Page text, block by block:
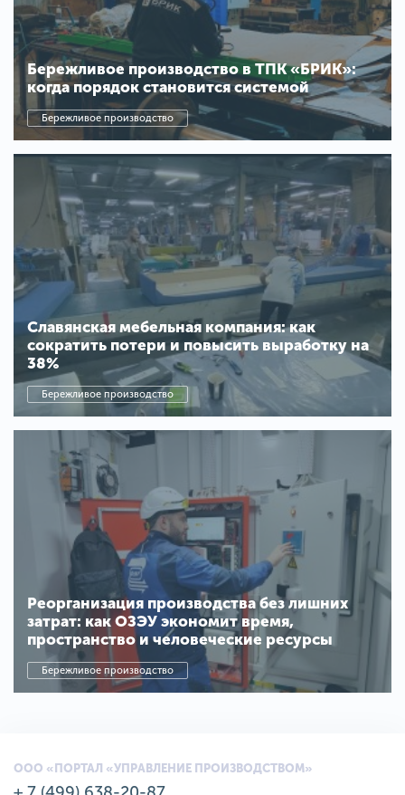
Бережливое производство в ТПК «БРИК»:
когда порядок становится системой
Бережливое производство
Славянская мебельная компания: как
сократить потери и повысить выработку на
38%
Бережливое производство
Реорганизация производства без лишних
затрат: как ОЗЭУ экономит время,
пространство и человеческие ресурсы
Бережливое производство
ООО «ПОРТАЛ «УПРАВЛЕНИЕ ПРОИЗВОДСТВОМ»